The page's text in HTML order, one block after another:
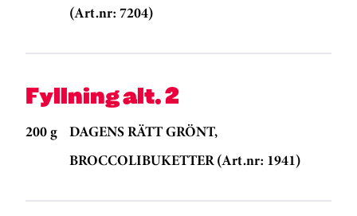
(Art.nr: 7204)
Fyllning alt. 2
200 g
DAGENS RÄTT GRÖNT,
BROCCOLIBUKETTER (Art.nr: 1941)